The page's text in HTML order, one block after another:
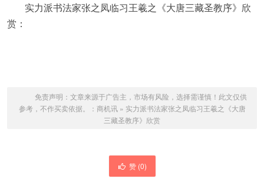
实力派书法家张之凤临习王羲之《大唐三藏圣教序》欣
赏：
免责声明：文章来源于广告主，市场有风险，选择需谨慎！此文仅供
参考，不作买卖依据。： 商机讯» 实力派书法家张之凤临习王羲之《大唐
三藏圣教序》欣赏
赞 (0)